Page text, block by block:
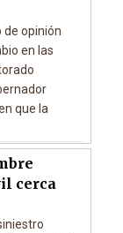
de opinión
en las
que la
cerca